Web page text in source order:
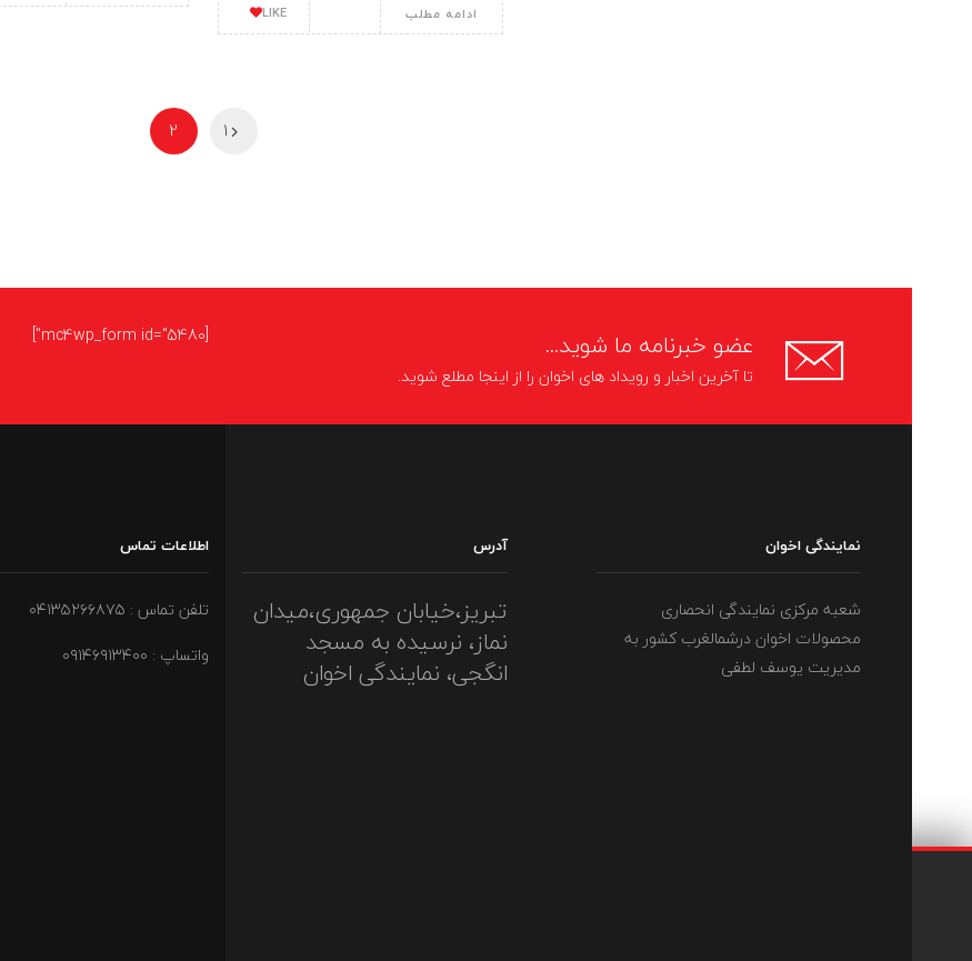
LIKE ادامه مطلب
1
2
عضو خبرنامه ما شوید...
تا آخرین اخبار و رویداد های اخوان را از اینجا مطلع شوید.
[mc4wp_form id="5480"]
نمایندگی اخوان
شعبه مرکزی نمایندگی انحصاری
محصولات اخوان درشمالغرب کشور به
مدیریت یوسف لطفی
آدرس
تبریز،خیابان جمهوری،میدان
نماز، نرسیده به مسجد
انگجی، نمایندگی اخوان
اطلاعات تماس
تلفن تماس : ۰۴۱۳۵۲۶۶۸۷۵
واتساپ : ۰۹۱۴۶۹۱۳۴۰۰